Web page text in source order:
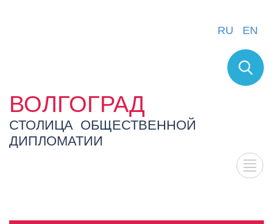
ВОЛГОГРАД
СТОЛИЦА ОБЩЕСТВЕННОЙ
ДИПЛОМАТИИ
RU EN